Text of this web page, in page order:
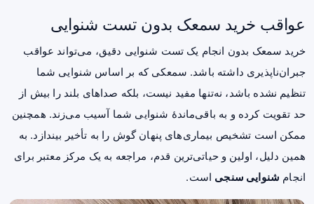
عواقب خرید سمعک بدون تست شنوایی
خرید سمعک بدون انجام یک تست شنوایی دقیق، می‌تواند عواقب
جبران‌ناپذیری داشته باشد. سمعکی که بر اساس شنوایی شما
تنظیم نشده باشد، نه‌تنها مفید نیست، بلکه صداهای بلند را بیش از
حد تقویت کرده و به باقی‌ماندهٔ شنوایی شما آسیب می‌زند. همچنین
ممکن است تشخیص بیماری‌های پنهان گوش را به تأخیر بیندازد. به
همین دلیل، اولین و حیاتی‌ترین قدم، مراجعه به یک مرکز معتبر برای
انجام شنوایی سنجی است.